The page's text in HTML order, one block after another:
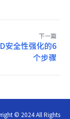
下一篇
安全性强化的6
个步骤
© 2024 All Rights